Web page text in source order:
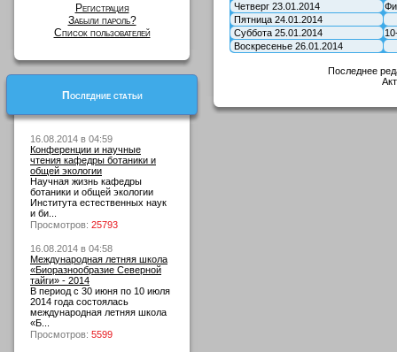
Регистрация
Забыли пароль?
Список пользователей
Последние статьи
16.08.2014 в 04:59
Конференции и научные
чтения кафедры ботаники и
общей экологии
Научная жизнь кафедры
ботаники и общей экологии
Института естественных наук
и би...
Просмотров: 25793
16.08.2014 в 04:58
Международная летняя школа
«Биоразнообразие Северной
тайги» - 2014
В период с 30 июня по 10 июля
2014 года состоялась
международная летняя школа
«Б...
Просмотров: 5599
Четверг 23.01.2014
Пятница 24.01.2014
Суббота 25.01.2014
Воскресенье 26.01.2014
Последнее